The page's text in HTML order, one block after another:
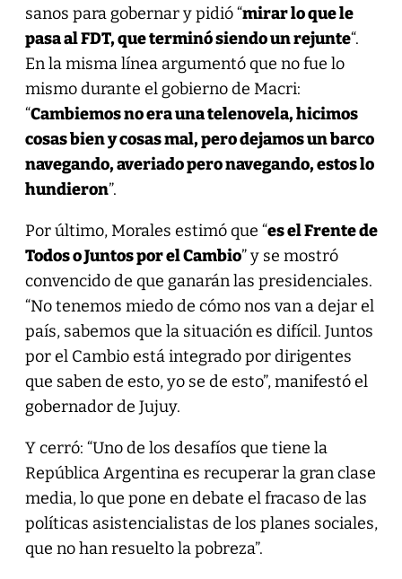
sanos para gobernar y pidió “mirar lo que le
pasa al FDT, que terminó siendo un rejunte“.
En la misma línea argumentó que no fue lo
mismo durante el gobierno de Macri:
“Cambiemos no era una telenovela, hicimos
cosas bien y cosas mal, pero dejamos un barco
navegando, averiado pero navegando, estos lo
hundieron”.
Por último, Morales estimó que “es el Frente de
Todos o Juntos por el Cambio” y se mostró
convencido de que ganarán las presidenciales.
“No tenemos miedo de cómo nos van a dejar el
país, sabemos que la situación es difícil. Juntos
por el Cambio está integrado por dirigentes
que saben de esto, yo se de esto”, manifestó el
gobernador de Jujuy.
Y cerró: “Uno de los desafíos que tiene la
República Argentina es recuperar la gran clase
media, lo que pone en debate el fracaso de las
políticas asistencialistas de los planes sociales,
que no han resuelto la pobreza”.